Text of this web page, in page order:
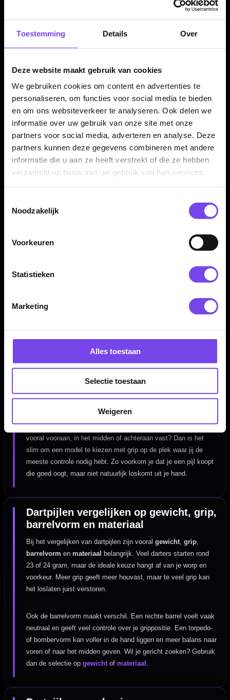
Toestemming Details Over
Deze website maakt gebruik van cookies
We gebruiken cookies om content en advertenties te
personaliseren, om functies voor social media te bieden
en om ons websiteverkeer te analyseren. Ook delen we
informatie over uw gebruik van onze site met onze
partners voor social media, adverteren en analyse. Deze
partners kunnen deze gegevens combineren met andere
informatie die u aan ze heeft verstrekt of die ze hebben
verzameld op basis van uw gebruik van hun services.
Noodzakelijk
Voorkeuren
Statistieken
Marketing
Alles toestaan
Selectie toestaan
Weigeren
Afgebroken punt verwijderen
Bekijk service
Advies van echte darters Gratis verzending vanaf €40
Dartpijlen kopen bij McDartShop.nl
Wil jedartpijlen kopen? Bij McDartShop.nl vind je een ruim
assortiment steeltip dartpijlen, softtip darts, tungsten dartpijlen
eenvoudig op gewicht, grip, barrelvorm, materiaal, merk en
speelstijl, zodat je sneller een set kiest die past bij jouw worp.
Of je nu net begint, fanatiek traint of competitie speelt: de juiste
Daarom draait deze pagina niet alleen om aanbod, maar ook om
De beste dartpijlen kies je niet alleen op uiterlijk of merk.
Gewicht, balans, gripzone, barrelvorm en materiaal bepalen hoe
de dart uit je hand komt en hoe stabiel hij naar het bord vliegt.
lichtere of slankere barrel vaak beter.
Kijk ook goed naar waar je de dart vasthoudt. Pak je de barrel
vooral vooraan, in het midden of achteraan vast? Dan is het
slim om een model te kiezen met grip op de plek waar jij de
meeste controle nodig hebt. Zo voorkom je dat je een pijl koopt
die goed oogt, maar niet natuurlijk loskomt uit je hand.
Dartpijlen vergelijken op gewicht, grip,
barrelvorm en materiaal
Bij het vergelijken van dartpijlen zijn vooralgewicht,grip,
barrelvorm enmateriaal belangrijk. Veel darters starten rond
23 of 24 gram, maar de ideale keuze hangt af van je worp en
voorkeur. Meer grip geeft meer houvast, maar te veel grip kan
het loslaten juist verstoren.
Ook de barrelvorm maakt verschil. Een rechte barrel voelt vaak
neutraal en geeft veel controle over je grippositie. Een torpedo-
of bombervorm kan voller in de hand liggen en meer balans naar
voren of naar het midden geven. Wil je gericht zoeken? Gebruik
dan de selectie opgewichtofmateriaal .